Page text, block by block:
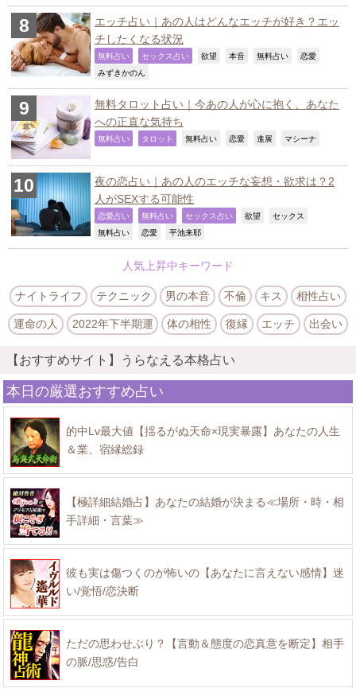
エッチ占い｜あの人はどんなエッチが好き？エッ
チしたくなる状況
無料占い セックス占い 欲望 本音 無料占い 恋愛
みずきかのん
無料タロット占い｜今あの人が心に抱く、あなた
への正直な気持ち
無料占い タロット 無料占い 恋愛 進展 マシーナ
夜の恋占い｜あの人のエッチな妄想・欲求は？2
人がSEXする可能性
恋愛占い 無料占い セックス占い 欲望 セックス
無料占い 恋愛 平池来耶
人気上昇中キーワード
ナイトライフ テクニック 男の本音 不倫 キス 相性占い
運命の人 2022年下半期運 体の相性 復縁 エッチ 出会い
【おすすめサイト】うらなえる本格占い
本日の厳選おすすめ占い
的中Lv最大値【揺るがぬ天命×現実暴露】あなたの人生
＆業、宿縁総録
【極詳細結婚占】あなたの結婚が決まる≪場所・時・相
手詳細・言葉≫
彼も実は傷つくのが怖いの【あなたに言えない感情】迷
い/覚悟/恋決断
ただの思わせぶり？【言動＆態度の恋真意を断定】相手
の脈/思惑/告白